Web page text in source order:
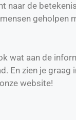
naar de
geholpen
wat aan de
En zien je graag
website!